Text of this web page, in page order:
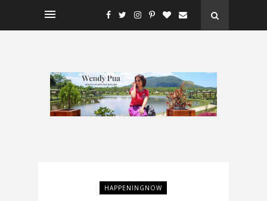
HAPPENINGNOW